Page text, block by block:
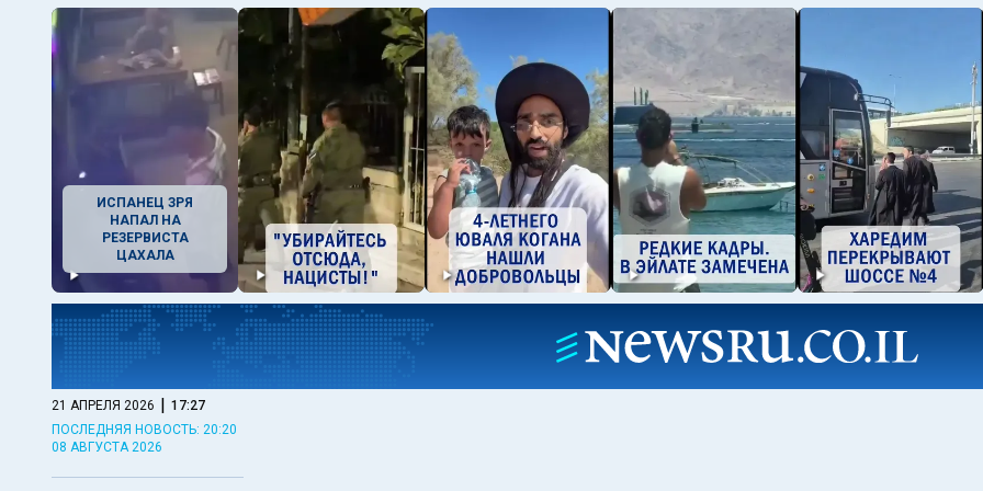
ИСПАНЕЦ ЗРЯ
НАПАЛ НА
РЕЗЕРВИСТА
ЦАХАЛА
21 АПРЕЛЯ 2026 | 17:27
ПОСЛЕДНЯЯ НОВОСТЬ: 20:20
08 АВГУСТА 2026